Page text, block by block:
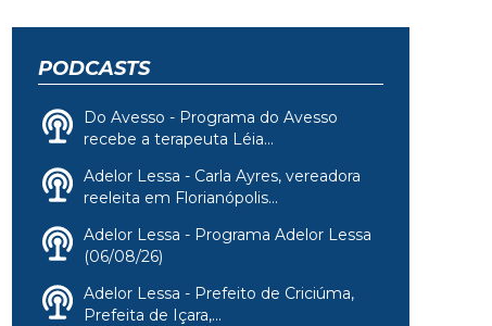
PODCASTS
Do Avesso - Programa do Avesso
recebe a terapeuta Léia...
Adelor Lessa - Carla Ayres, vereadora
reeleita em Florianópolis...
Adelor Lessa - Programa Adelor Lessa
(06/08/26)
Adelor Lessa - Prefeito de Criciúma,
Prefeita de Içara,...